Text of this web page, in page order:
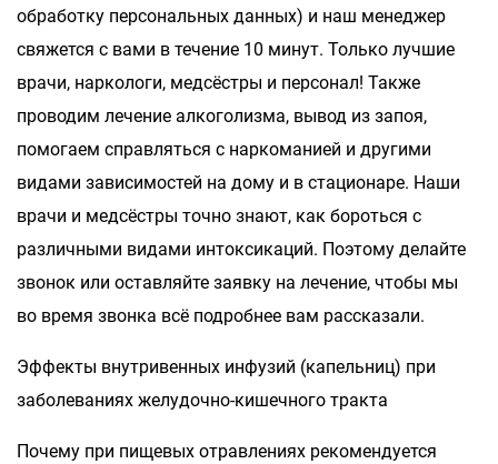
обработку персональных данных) и наш менеджер
свяжется с вами в течение 10 минут. Только лучшие
врачи, наркологи, медсёстры и персонал! Также
проводим лечение алкоголизма, вывод из запоя,
помогаем справляться с наркоманией и другими
видами зависимостей на дому и в стационаре. Наши
врачи и медсёстры точно знают, как бороться с
различными видами интоксикаций. Поэтому делайте
звонок или оставляйте заявку на лечение, чтобы мы
во время звонка всё подробнее вам рассказали.
Эффекты внутривенных инфузий (капельниц) при
заболеваниях желудочно-кишечного тракта
Почему при пищевых отравлениях рекомендуется